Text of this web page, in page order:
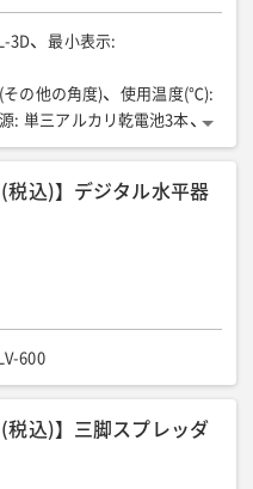
3D 最小表示:
の他の角度)
使用温度(℃):
: 単三アルカリ乾電池3本
: 770
(税込)】デジタル水平器
600
(税込)】三脚スプレッダ